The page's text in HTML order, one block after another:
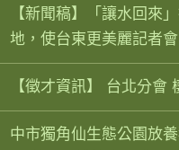
【新聞稿】「讓水回來
地，使台東更美麗記者會
【徵才資訊】 台北分會
中市獨角仙生態公園放